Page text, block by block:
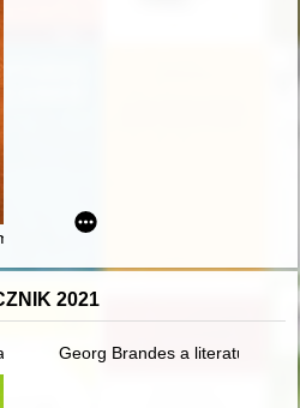
do celów leczniczych w
2021
i świat - recenzja]
Georg Brandes a literatura